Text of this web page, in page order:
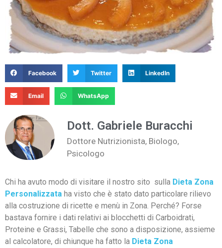
Facebook Twitter LinkedIn
Email WhatsApp
Dott. Gabriele Buracchi
Dottore Nutrizionista, Biologo,
Psicologo
Chi ha avuto modo di visitare il nostro sito sulla Dieta Zona
Personalizzata ha visto che è stato dato particolare rilievo
alla costruzione di ricette e menù in Zona. Perché? Forse
bastava fornire i dati relativi ai blocchetti di Carboidrati,
Proteine e Grassi, Tabelle che sono a disposizione, assieme
al calcolatore, di chiunque ha fatto la Dieta Zona